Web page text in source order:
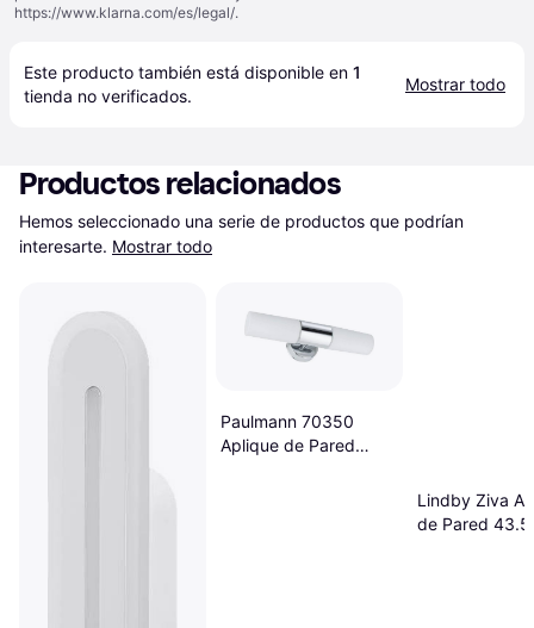
https://www.klarna.com/es/legal/.
Este producto también está disponible en 1
tienda no verificados.
Mostrar todo
Productos relacionados
Hemos seleccionado una serie de productos que podrían
interesarte. Mostrar todo
Paulmann 70350
Aplique de Pared
Lindby Ziva
de Pared